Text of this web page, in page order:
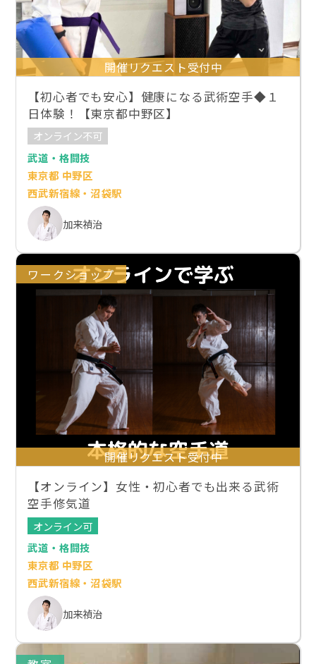
開催リクエスト受付中
【初心者でも安心】健康になる武術空手◆１
日体験！【東京都中野区】
オンライン不可
武道・格闘技
東京都 中野区
西武新宿線・沼袋駅
加来禎治
ワークショップ
開催リクエスト受付中
【オンライン】女性・初心者でも出来る武術
空手修気道
オンライン可
武道・格闘技
東京都 中野区
西武新宿線・沼袋駅
加来禎治